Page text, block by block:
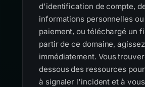
d'identification de compte,
informations personnelles ou
paiement, ou téléchargé un
partir de ce domaine, agissez
immédiatement. Vous
dessous des ressources
à signaler l'incident et à